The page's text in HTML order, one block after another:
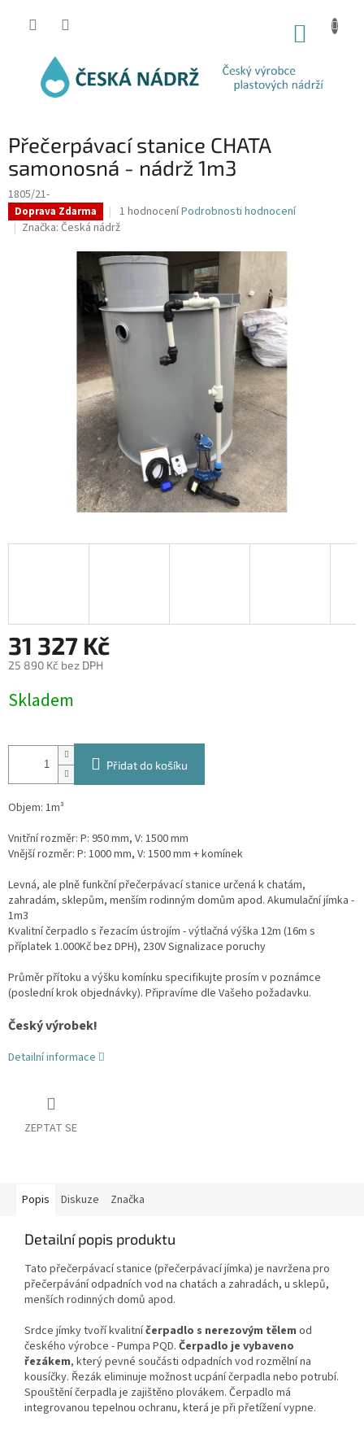
Přečerpávací stanice CHATA
samonosná - nádrž 1m3
1805/21-
Doprava Zdarma
Průměrné
hodnocení
je
hvězdiček.
1 hodnoceníPodrobnosti hodnocení
Značka: Česká nádrž
31 327 Kč
25 890 Kč bez DPH
cena:
Skladem
Přidat do košíku
Objem: 1m³
Vnitřní rozměr: P: 950 mm, V: 1500 mm
Vnější rozměr: P: 1000 mm, V: 1500 mm + komínek
Levná, ale plně funkční přečerpávací stanice určená k chatám,
zahradám, sklepům, menším rodinným domům apod. Akumulační jímka -
1m3
Kvalitní čerpadlo s řezacím ústrojím - výtlačná výška 12m (16m s
příplatek 1.000Kč bez DPH), 230V Signalizace poruchy
Průměr přítoku a výšku komínku specifikujte prosím v poznámce
(poslední krok objednávky). Připravíme dle Vašeho požadavku.
Český výrobek!
Detailní informace
ZEPTAT SE
Popis Diskuze Značka
Detailní popis produktu
Tato přečerpávací stanice (přečerpávací jímka) je navržena pro
přečerpávání odpadních vod na chatách a zahradách, u sklepů,
menších rodinných domů apod.
Srdce jímky tvoří kvalitníčerpadlo s nerezovým tělem od
českého výrobce - Pumpa PQD. Čerpadlo je vybaveno
řezákem, který pevné součásti odpadních vod rozmělní na
kousíčky. Řezák eliminuje možnost ucpání čerpadla nebo potrubí.
Spouštění čerpadla je zajištěno plovákem. Čerpadlo má
integrovanou tepelnou ochranu, která je při přetížení vypne.